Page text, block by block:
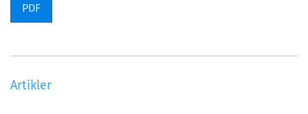
PDF
Artikler